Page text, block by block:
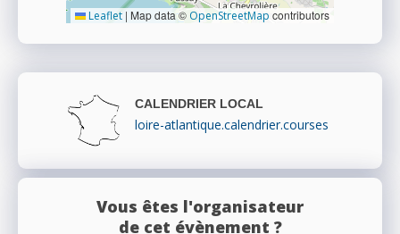
Leaflet | Map data © OpenStreetMap contributors
CALENDRIER LOCAL
loire-atlantique.calendrier.courses
Vous êtes l'organisateur
de cet évènement ?